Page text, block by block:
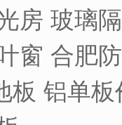
房 玻璃
窗 合肥
板 铝单